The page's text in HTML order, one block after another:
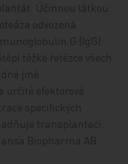
Účinnou látkou
odvozená
G (IgG)
Štěpí těžké řetězce všech
jiné
efektorové
specifických
transplantaci.
Biopharma AB.